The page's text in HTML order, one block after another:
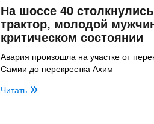
На шоссе 40
трактор, молодой
критическом состоянии
Авария произошла на участке от
Самии до перекрестка Ахим
Читать